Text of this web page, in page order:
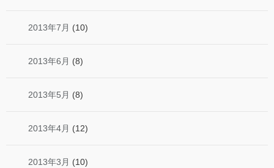
2013年7月 (10)
2013年6月 (8)
2013年5月 (8)
2013年4月 (12)
2013年3月 (10)